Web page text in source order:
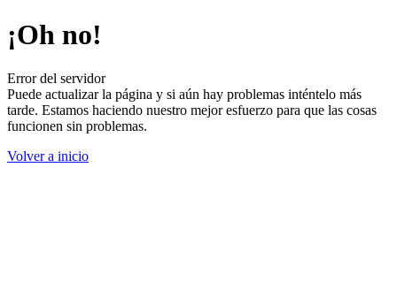
¡Oh no!
Error del servidor
Puede actualizar la página y si aún hay problemas inténtelo más
tarde. Estamos haciendo nuestro mejor esfuerzo para que las cosas
funcionen sin problemas.
Volver a inicio